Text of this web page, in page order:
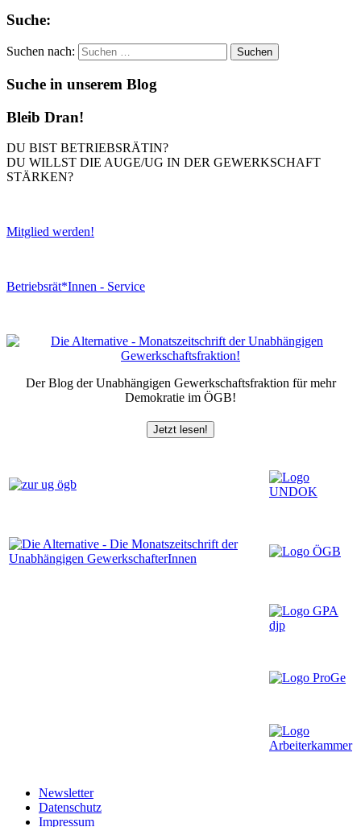
Suche:
Suchen nach:
Suche in unserem Blog
Bleib Dran!
DU BIST BETRIEBSRÄTIN?
DU WILLST DIE AUGE/UG IN DER GEWERKSCHAFT
STÄRKEN?
Mitglied werden!
Betriebsrät*Innen - Service
Der Blog der Unabhängigen Gewerkschaftsfraktion für mehr
Demokratie im ÖGB!
Jetzt lesen!
Newsletter
Datenschutz
Impressum